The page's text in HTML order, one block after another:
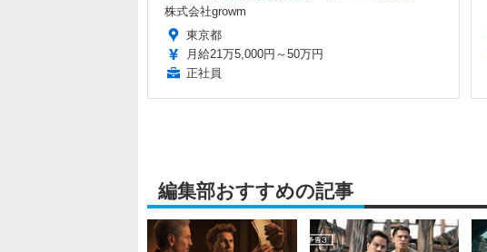
株式会社growm
東京都
月給21万5,000円～50万円
正社員
編集部おすすめの記事